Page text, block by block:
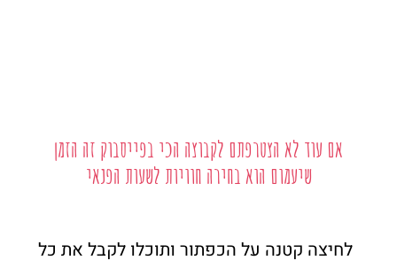
אם עוד לא הצטרפתם לקבוצה הכי בפייסבוק זה הזמן
שיעמום הוא בחירה חוויות לשעות הפנאי
לחיצה קטנה על הכפתור ותוכלו לקבל את כל